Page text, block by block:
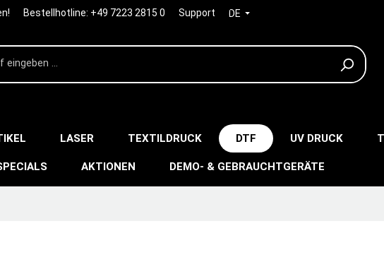
Bestellhotline: +49 7223 2815 0 Support DE
LASER TEXTILDRUCK DTF UV DRUCK
AKTIONEN DEMO- & GEBRAUCHTGERÄTE